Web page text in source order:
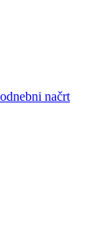
načrt